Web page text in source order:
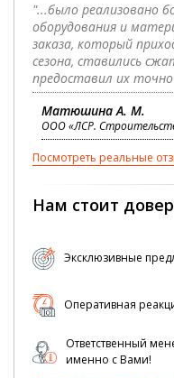
"...было реализовано
оборудования и
заказа, который
сезона, ставились
предоставил их точно
Матюшина А. М.
ООО «ЛСР.
Посмотреть реальные
Нам стоит
Эксклюзивные
Оперативная
Ответственный
именно с Вами!